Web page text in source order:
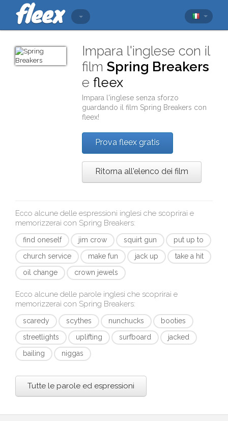
Impara l'inglese con il
filmSpring Breakers
efleex
Impara l'inglese senza sforzo
guardando il film Spring Breakers con
fleex!
Prova fleex gratis
Ritorna all'elenco dei film
Ecco alcune delle espressioni inglesi che scoprirai e
memorizzerai con Spring Breakers:
find oneself jim crow squirt gun
put up to
church service
make fun jack up
take a hit
oil change
crown jewels
Ecco alcune delle parole inglesi che scoprirai e
memorizzerai con Spring Breakers:
scaredy scythes nunchucks
booties
streetlights
uplifting surfboard
jacked
bailing
niggas
Tutte le parole ed espressioni